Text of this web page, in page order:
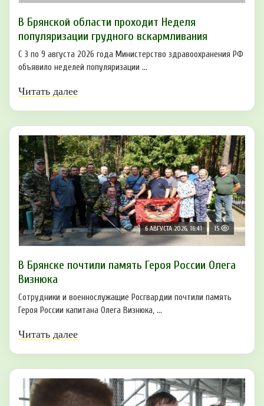
В Брянской области проходит Неделя
популяризации грудного вскармливания
С 3 по 9 августа 2026 года Министерство здравоохранения РФ
объявило неделей популяризации ...
Читать далее
6 АВГУСТА 2026, 16:41 15
В Брянске почтили память Героя России Олега
Визнюка
Сотрудники и военнослужащие Росгвардии почтили память
Героя России капитана Олега Визнюка, ...
Читать далее